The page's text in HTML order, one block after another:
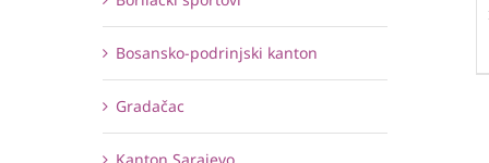
Bosansko-podrinjski kanton
Gradačac